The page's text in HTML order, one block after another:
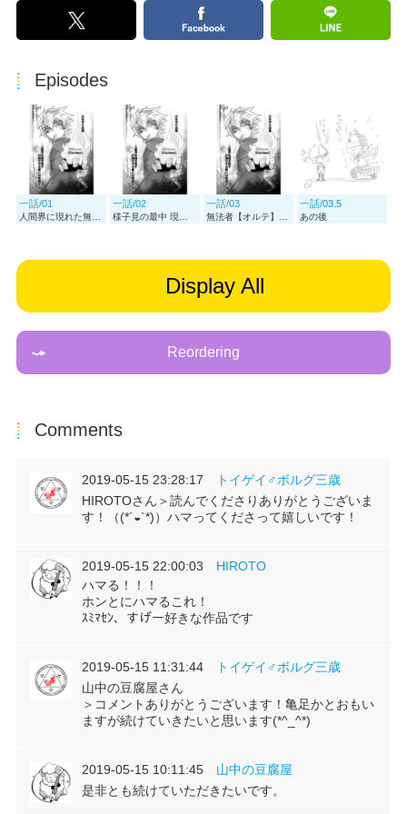
Episodes
一話/01
人間界に現れた無法者に遭遇
一話/02 一話/03 一話/03.5
あの後
Display All
Reordering
Comments
2019-05-15 23:28:17
トイゲイ♂ボルグ三歳
HIROTOさん＞読んでくださりありがとうございま
す！（(*´◒`*)）ハマってくださって嬉しいです！
2019-05-15 22:00:03 HIROTO
ハマる！！！
ホンとにハマるこれ！
ｽﾐﾏｾﾝ、すげー好きな作品です
2019-05-15 11:31:44
トイゲイ♂ボルグ三歳
山中の豆腐屋さん
＞コメントありがとうございます！亀足かとおもい
ますが続けていきたいと思います(*^_^*)
2019-05-15 10:11:45 山中の豆腐屋
是非とも続けていただきたいです。